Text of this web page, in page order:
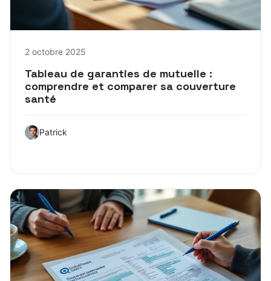
2 octobre 2025
Tableau de garanties de mutuelle :
comprendre et comparer sa couverture
santé
Patrick